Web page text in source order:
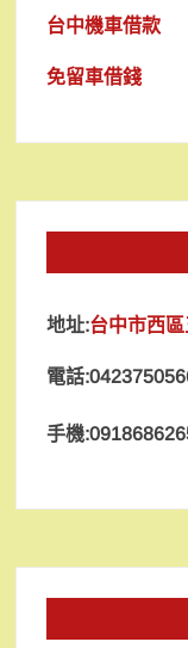
台中機車借款
免留車借錢
地址:台中市西
電話
手機